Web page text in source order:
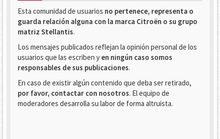
Esta comunidad de usuarios no pertenece, representa o
guarda relación alguna con la marca Citroën o su grupo
matriz Stellantis.
Los mensajes publicados reflejan la opinión personal de los
usuarios que las escriben y en ningún caso somos
responsables de sus publicaciones.
En caso de existir algún contenido que deba ser retirado,
por favor, contactar con nosotros. El equipo de
moderadores desarrolla su labor de forma altruista.